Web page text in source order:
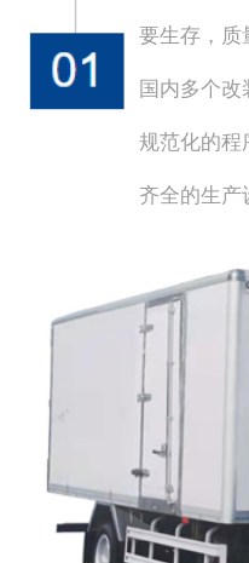
要生存，质
国内多个改
规范化的程
齐全的生产